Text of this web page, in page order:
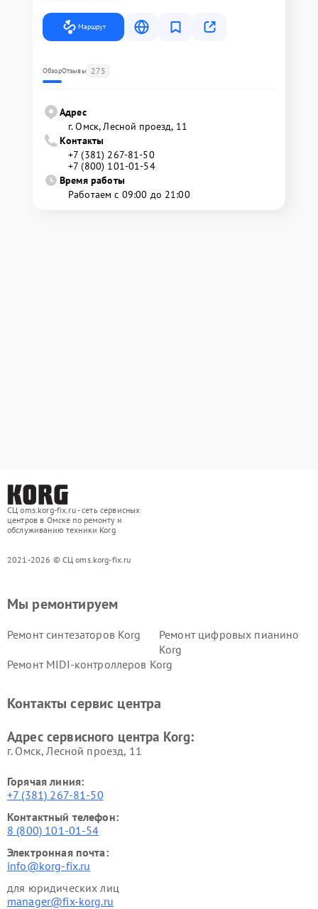
Маршрут
ОбзорОтзывы 275
Адрес
г. Омск, ​Лесной проезд, 11
Контакты
+7 (381) 267-81-50
+7 (800) 101-01-54
Время работы
Работаем с 09:00 до 21:00
СЦ oms.korg-fix.ru - сеть сервисных
центров в Омске по ремонту и
обслуживанию техники Korg
2021-2026 © СЦ oms.korg-fix.ru
Мы ремонтируем
Ремонт синтезаторов Korg
Ремонт цифровых пианино
Korg
Ремонт MIDI-контроллеров Korg
Контакты сервис центра
Адрес сервисного центра Korg:
г. Омск, ​Лесной проезд, 11
Горячая линия:
+7 (381) 267-81-50
Контактный телефон:
8 (800) 101-01-54
Электронная почта:
info@korg-fix.ru
для юридических лиц
manager@fix-korg.ru